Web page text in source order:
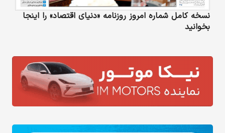
نسخه کامل شماره امروز روزنامه «دنیای‌ اقتصاد» را اینجا
بخوانید